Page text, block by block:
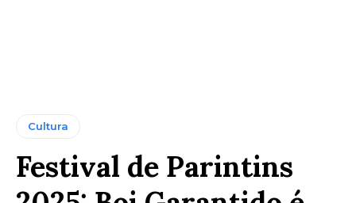
Cultura
Festival de Parintins